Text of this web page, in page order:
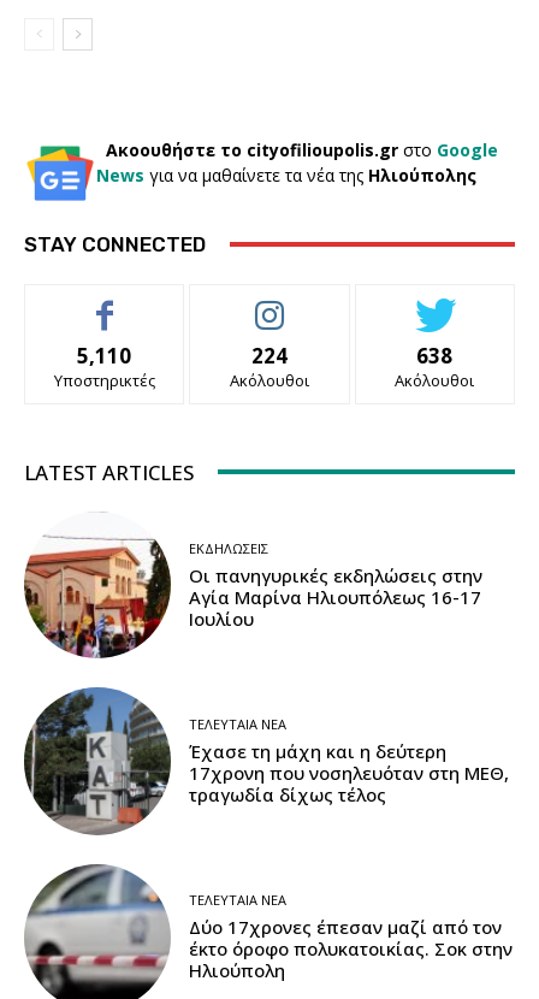
Ακοουθήστε το cityofilioupolis.gr στο Google
News για να μαθαίνετε τα νέα της Ηλιούπολης
STAY CONNECTED
5,110
Υποστηρικτές
224
Ακόλουθοι
638
Ακόλουθοι
LATEST ARTICLES
ΕΚΔΗΛΏΣΕΙΣ
Οι πανηγυρικές εκδηλώσεις στην
Αγία Μαρίνα Ηλιουπόλεως 16-17
Ιουλίου
ΤΕΛΕΥΤΑΊΑ ΝΈΑ
Έχασε τη μάχη και η δεύτερη
17χρονη που νοσηλευόταν στη ΜΕΘ,
τραγωδία δίχως τέλος
ΤΕΛΕΥΤΑΊΑ ΝΈΑ
Δύο 17χρονες έπεσαν μαζί από τον
έκτο όροφο πολυκατοικίας. Σοκ στην
Ηλιούπολη